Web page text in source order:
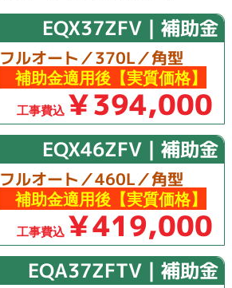
EQX37ZFV｜補助金
フルオート／370L／角型
補助金適用後【実質価格】
工事費込 ￥394,000
EQX46ZFV｜補助金
フルオート／460L／角型
補助金適用後【実質価格】
工事費込 ￥419,000
EQA37ZFTV｜補助金